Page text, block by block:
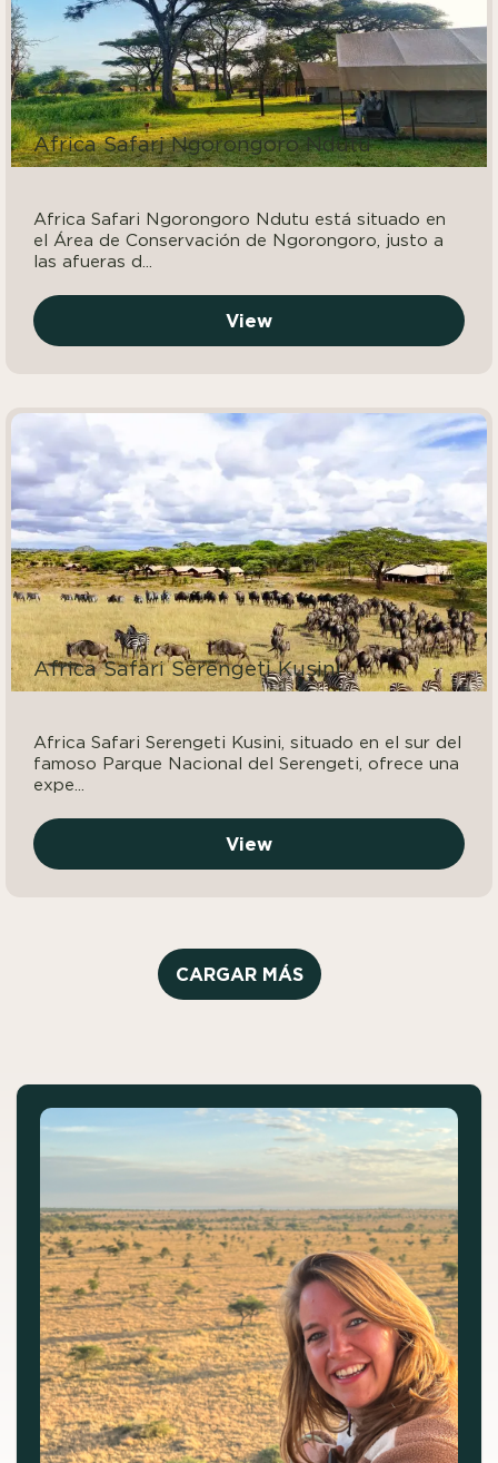
Africa Safari Ngorongoro Ndutu
Africa Safari Ngorongoro Ndutu está situado en
el Área de Conservación de Ngorongoro, justo a
las afueras d...
View
Africa Safari Serengeti Kusini
Africa Safari Serengeti Kusini, situado en el sur del
famoso Parque Nacional del Serengeti, ofrece una
expe...
View
CARGAR MÁS